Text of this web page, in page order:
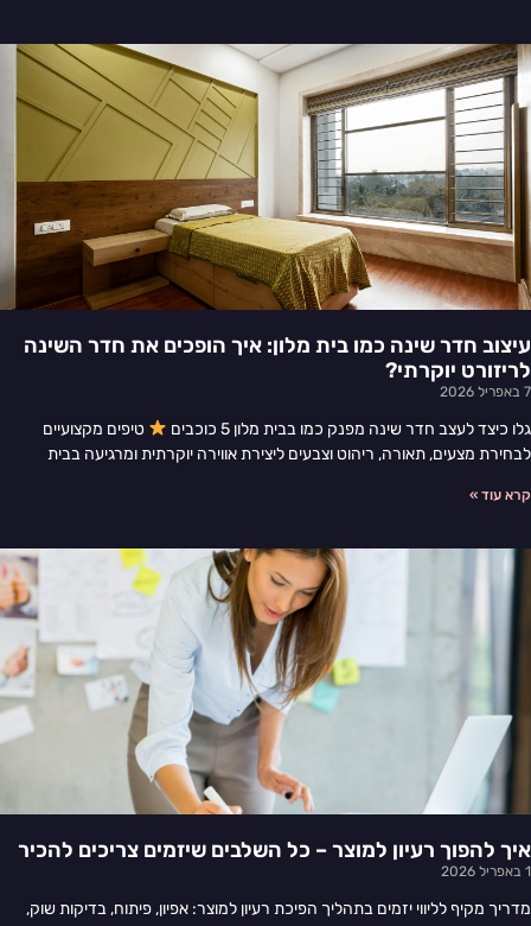
עיצוב חדר שינה כמו בית מלון: איך הופכים את חדר השינה
לריזורט יוקרתי?
7 באפריל 2026
גלו כיצד לעצב חדר שינה מפנק כמו בבית מלון 5 כוכבים
טיפים מקצועיים
לבחירת מצעים, תאורה, ריהוט וצבעים ליצירת אווירה יוקרתית ומרגיעה בבית
קרא עוד »
איך להפוך רעיון למוצר – כל השלבים שיזמים צריכים להכיר
1 באפריל 2026
מדריך מקיף לליווי יזמים בתהליך הפיכת רעיון למוצר: אפיון, פיתוח, בדיקות שוק,